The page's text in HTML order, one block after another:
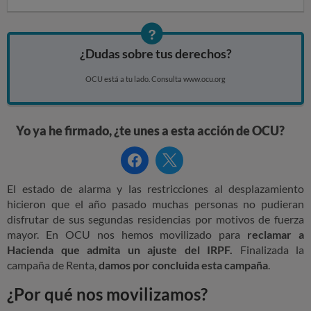
¿Dudas sobre tus derechos?
OCU está a tu lado. Consulta www.ocu.org
Yo ya he firmado, ¿te unes a esta acción de OCU?
FacebookTwitter
El estado de alarma y las restricciones al desplazamiento
hicieron que el año pasado muchas personas no pudieran
disfrutar de sus segundas residencias por motivos de fuerza
mayor. En OCU nos hemos movilizado para reclamar a
Hacienda que admita un ajuste del IRPF. Finalizada la
campaña de Renta,damos por concluida esta campaña.
¿Por qué nos movilizamos?